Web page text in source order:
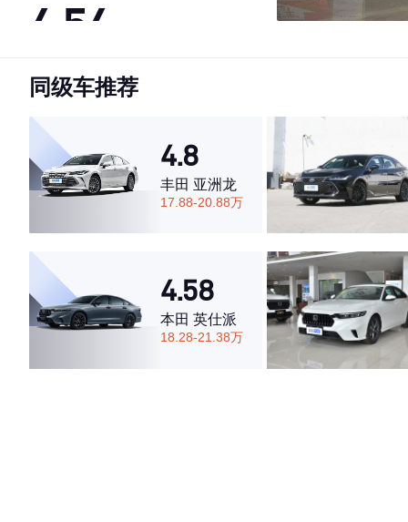
4.54
·外观表现一般，低于74%同级车
·空间表现较为优秀，优于73%同级车
同级车推荐
4.8
丰田 亚洲龙
17.88-20.88万
4.58
本田 英仕派
18.28-21.38万